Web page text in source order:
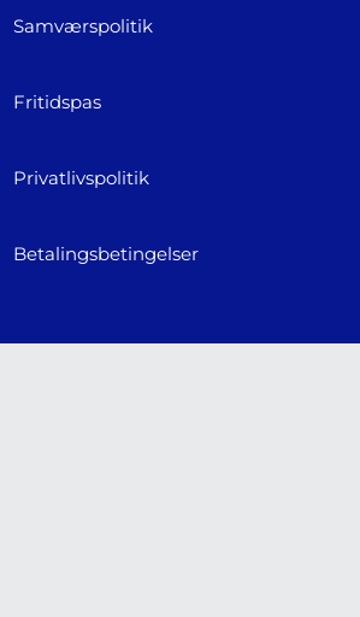
Samværspolitik
Fritidspas
Privatlivspolitik
Betalingsbetingelser